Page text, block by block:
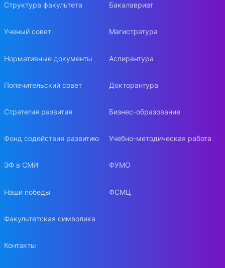
Структура факультета
Ученый совет
Нормативные документы
Попечительский совет
Стратегия развития
Фонд содействия развитию
ЭФ в СМИ
Наши победы
Факультетская символика
Контакты
Бакалавриат
Магистратура
Аспирантура
Докторантура
Бизнес-образование
Учебно-методическая работа
ФУМО
ФСМЦ